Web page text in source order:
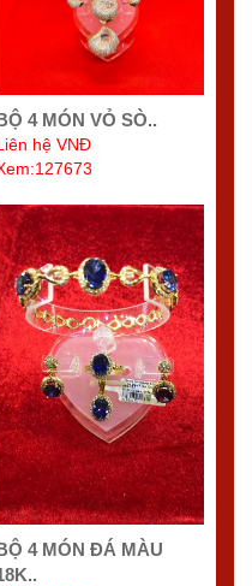
4 MÓN VỎ SÒ..
hệ VNĐ
4 MÓN ĐÁ MÀU